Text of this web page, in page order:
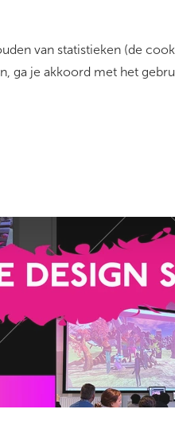
van statistieken (de
je akkoord met het
wij Contact